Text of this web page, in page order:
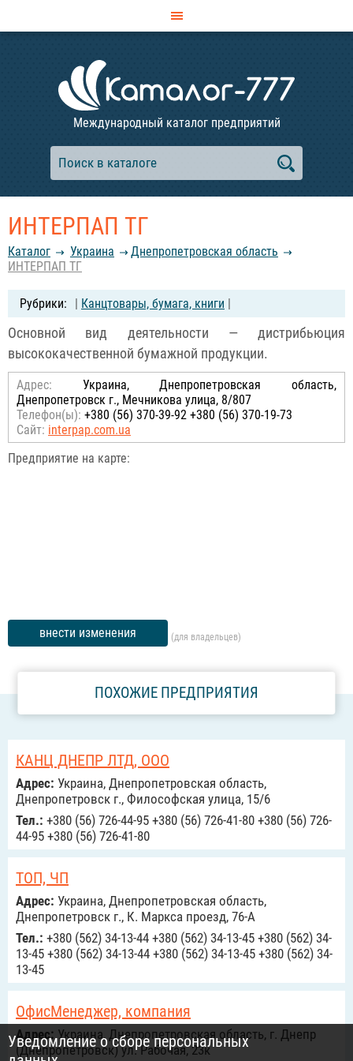
Международный каталог предприятий
ИНТЕРПАП ТГ
Каталог Украина
Днепропетровская область
ИНТЕРПАП ТГ
| Канцтовары, бумага, книги |
Основной вид деятельности — дистрибьюция
высококачественной бумажной продукции.
Адрес: Украина, Днепропетровская область,
Днепропетровск г., Мечникова улица, 8/807
Телефон(ы): +380 (56) 370-39-92 +380 (56) 370-19-73
Сайт: interpap.com.ua
Предприятие на карте:
внести изменения (для владельцев)
ПОХОЖИЕ ПРЕДПРИЯТИЯ
КАНЦ ДНЕПР ЛТД, ООО
Адрес: Украина, Днепропетровская область,
Днепропетровск г., Философская улица, 15/6
Тел.: +380 (56) 726-44-95 +380 (56) 726-41-80 +380 (56) 726-
44-95 +380 (56) 726-41-80
ТОП, ЧП
Адрес: Украина, Днепропетровская область,
Днепропетровск г., К. Маркса проезд, 76-А
Тел.: +380 (562) 34-13-44 +380 (562) 34-13-45 +380 (562) 34-
13-45 +380 (562) 34-13-44 +380 (562) 34-13-45 +380 (562) 34-
13-45
ОфисМенеджер, компания
Адрес:Украина, Днепропетровская область, г. Днепр
(Днепропетровск) ул. Рабочая, 23к
Уведомление о сборе персональных